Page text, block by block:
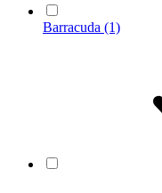
Barracuda (1)